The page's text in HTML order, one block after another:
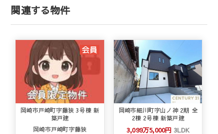
関連する物件
岡崎市戸崎町字藤狭 3号棟 新
築戸建
岡崎市戸崎町字藤狭
岡崎市細川町字山ノ神 2期 全
2棟 2号棟 新築戸建
3,099万5,000円 3LDK